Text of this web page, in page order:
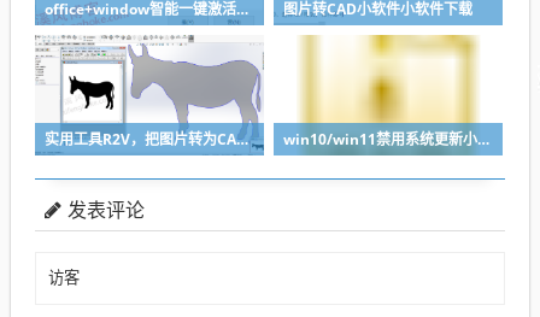
office+window智能一键激活软件 图片转CAD小软件小软件下载
实用工具R2V，把图片转为CAD轮廓轻松导入SolidWorks win10/win11禁用系统更新小工具
发表评论